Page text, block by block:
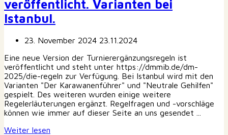
veröffentlicht. Varianten bei
Istanbul.
23. November 2024 23.11.2024
Eine neue Version der Turnierergänzungsregeln ist
veröffentlicht und steht unter https://dmmib.de/dm-
2025/die-regeln zur Verfügung. Bei Istanbul wird mit den
Varianten "Der Karawanenführer" und "Neutrale Gehilfen"
gespielt. Des weiteren wurden einige weitere
Regelerläuterungen ergänzt. Regelfragen und -vorschläge
können wie immer auf dieser Seite an uns gesendet ...
Weiter lesen